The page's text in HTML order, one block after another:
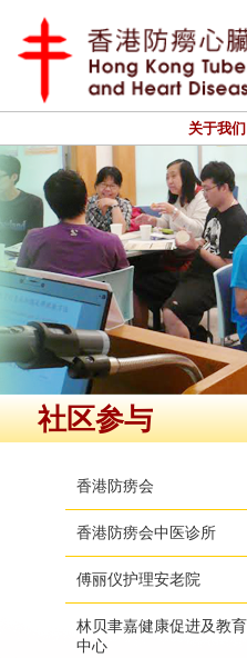
关于我们
社区参与
香港防痨会
香港防痨会中医诊所
傅丽仪护理安老院
林贝聿嘉健康促进及教育
中心